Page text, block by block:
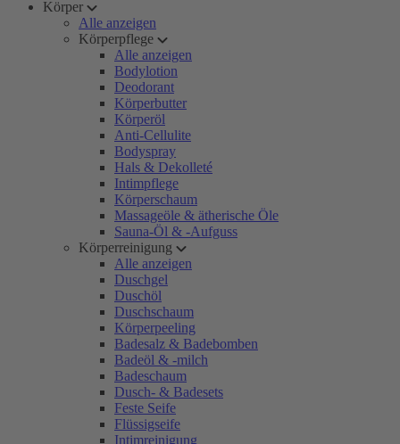
Körper
Alle anzeigen
Körperpflege
Alle anzeigen
Bodylotion
Deodorant
Körperbutter
Körperöl
Anti-Cellulite
Bodyspray
Hals & Dekolleté
Intimpflege
Körperschaum
Massageöle & ätherische Öle
Sauna-Öl & -Aufguss
Körperreinigung
Alle anzeigen
Duschgel
Duschöl
Duschschaum
Körperpeeling
Badesalz & Badebomben
Badeöl & -milch
Badeschaum
Dusch- & Badesets
Feste Seife
Flüssigseife
Intimreinigung